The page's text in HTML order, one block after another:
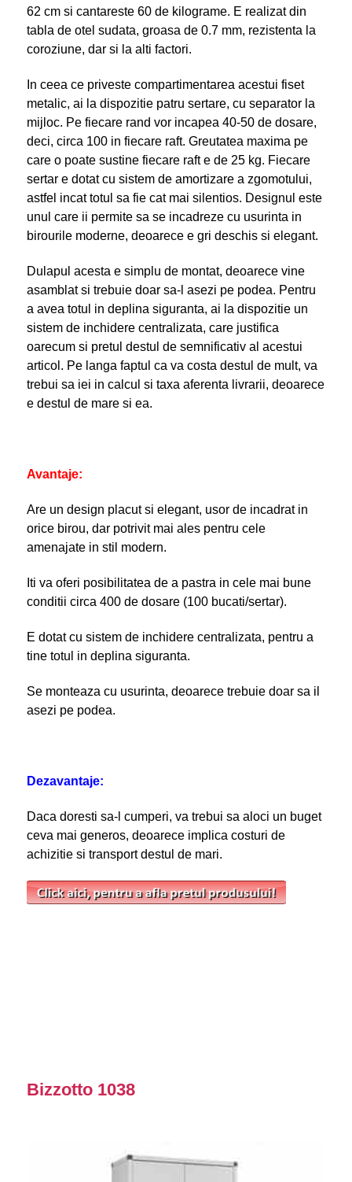
62 cm si cantareste 60 de kilograme. E realizat din
tabla de otel sudata, groasa de 0.7 mm, rezistenta la
coroziune, dar si la alti factori.
In ceea ce priveste compartimentarea acestui fiset
metalic, ai la dispozitie patru sertare, cu separator la
mijloc. Pe fiecare rand vor incapea 40-50 de dosare,
deci, circa 100 in fiecare raft. Greutatea maxima pe
care o poate sustine fiecare raft e de 25 kg. Fiecare
sertar e dotat cu sistem de amortizare a zgomotului,
astfel incat totul sa fie cat mai silentios. Designul este
unul care ii permite sa se incadreze cu usurinta in
birourile moderne, deoarece e gri deschis si elegant.
Dulapul acesta e simplu de montat, deoarece vine
asamblat si trebuie doar sa-l asezi pe podea. Pentru
a avea totul in deplina siguranta, ai la dispozitie un
sistem de inchidere centralizata, care justifica
oarecum si pretul destul de semnificativ al acestui
articol. Pe langa faptul ca va costa destul de mult, va
trebui sa iei in calcul si taxa aferenta livrarii, deoarece
e destul de mare si ea.
Avantaje:
Are un design placut si elegant, usor de incadrat in
orice birou, dar potrivit mai ales pentru cele
amenajate in stil modern.
Iti va oferi posibilitatea de a pastra in cele mai bune
conditii circa 400 de dosare (100 bucati/sertar).
E dotat cu sistem de inchidere centralizata, pentru a
tine totul in deplina siguranta.
Se monteaza cu usurinta, deoarece trebuie doar sa il
asezi pe podea.
Dezavantaje:
Daca doresti sa-l cumperi, va trebui sa aloci un buget
ceva mai generos, deoarece implica costuri de
achizitie si transport destul de mari.
Bizzotto 1038